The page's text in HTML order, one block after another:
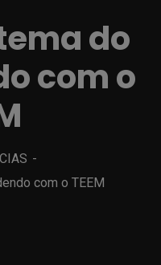
do
com o
com o TEEM